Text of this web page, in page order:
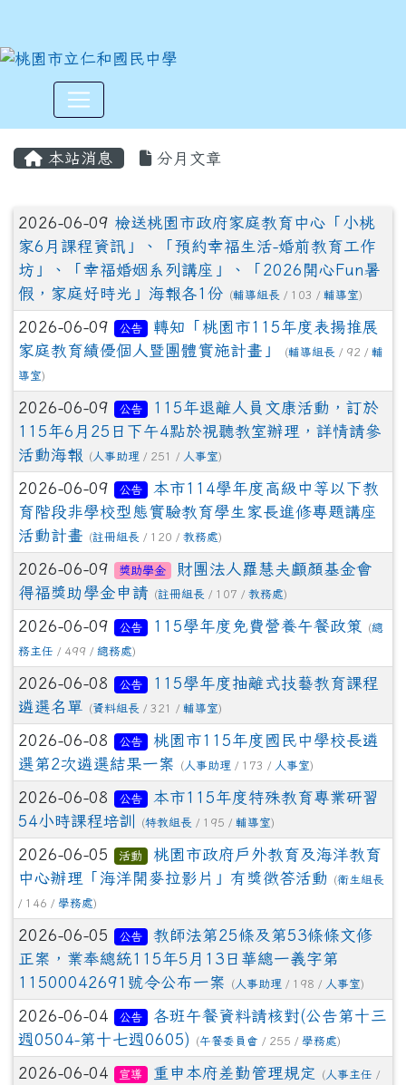
本站消息 分月文章
文章列表
2026-06-09 檢送桃園市政府家庭教育中心「小桃
家6月課程資訊」、「預約幸福生活-婚前教育工作
坊」、「幸福婚姻系列講座」、「2026開心Fun暑
假，家庭好時光」海報各1份
(輔導組長 / 103 / 輔導室)
2026-06-09 公告
轉知「桃園市115年度表揚推展
家庭教育績優個人暨團體實施計畫」
(輔導組長 / 92 / 輔
導室)
2026-06-09 公告
115年退離人員文康活動，訂於
115年6月25日下午4點於視聽教室辦理，詳情請參
活動海報
( 人事助理 / 251 / 人事室)
2026-06-09 公告
本市114學年度高級中等以下教
育階段非學校型態實驗教育學生家長進修專題講座
活動計畫
(註冊組長 / 120 / 教務處)
2026-06-09 獎助學金
財團法人羅慧夫顱顏基金會
得福獎助學金申請
(註冊組長 / 107 / 教務處)
2026-06-09 公告 115學年度免費營養午餐政策 (總
務主任 / 499 / 總務處)
2026-06-08 公告
115學年度抽離式技藝教育課程
遴選名單
(資料組長 / 321 / 輔導室)
2026-06-08 公告
桃園市115年度國民中學校長遴
選第2次遴選結果一案
( 人事助理 / 173 / 人事室)
2026-06-08 公告
本市115年度特殊教育專業研習
54小時課程培訓
(特教組長 / 195 / 輔導室)
2026-06-05 活動
桃園市政府戶外教育及海洋教育
中心辦理「海洋開麥拉影片」有獎徵答活動
(衛生組長
/ 146 / 學務處)
2026-06-05 公告
教師法第25條及第53條條文修
正案，業奉總統115年5月13日華總一義字第
11500042691號令公布一案
( 人事助理 / 198 / 人事室)
2026-06-04 公告
各班午餐資料請核對(公告第十三
週0504-第十七週0605)
(午餐委員會 / 255 / 學務處)
2026-06-04 宣導 重申本府差勤管理規定 (人事主任 /